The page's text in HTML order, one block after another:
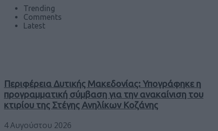
Trending
Comments
Latest
Περιφέρεια Δυτικής Μακεδονίας: Υπογράφηκε η
προγραμματική σύμβαση για την ανακαίνιση του
κτιρίου της Στέγης Ανηλίκων Κοζάνης
4 Αυγούστου 2026